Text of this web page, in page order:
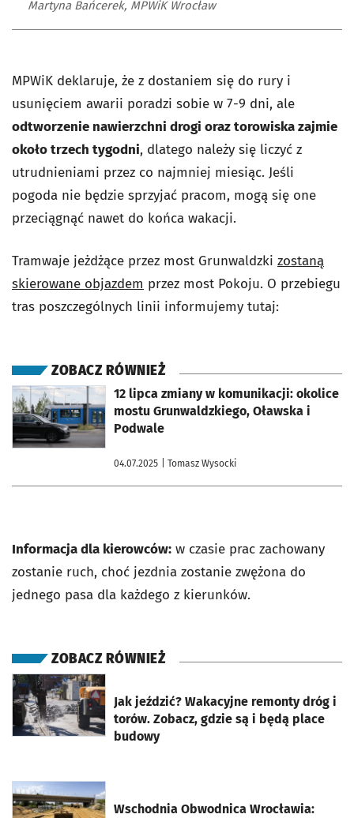
Martyna Bańcerek, MPWiK Wrocław
MPWiK deklaruje, że z dostaniem się do rury i
usunięciem awarii poradzi sobie w 7-9 dni, ale
odtworzenie nawierzchni drogi oraz torowiska zajmie
około trzech tygodni, dlatego należy się liczyć z
utrudnieniami przez co najmniej miesiąc. Jeśli
pogoda nie będzie sprzyjać pracom, mogą się one
przeciągnąć nawet do końca wakacji.
Tramwaje jeżdżące przez most Grunwaldzki zostaną
skierowane objazdem przez most Pokoju. O przebiegu
tras poszczególnych linii informujemy tutaj:
ZOBACZ RÓWNIEŻ
12 lipca zmiany w komunikacji: okolice
mostu Grunwaldzkiego, Oławska i
Podwale
04.07.2025 | Tomasz Wysocki
otworzy się w nowej karcie
Informacja dla kierowców: w czasie prac zachowany
zostanie ruch, choć jezdnia zostanie zwężona do
jednego pasa dla każdego z kierunków.
ZOBACZ RÓWNIEŻ
Jak jeździć? Wakacyjne remonty dróg i
torów. Zobacz, gdzie są i będą place
budowy
otworzy się w nowej karcie
Wschodnia Obwodnica Wrocławia:
otworzy się w nowej karcie